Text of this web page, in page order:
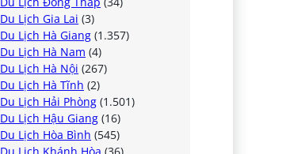
Du Lịch Gia Lai (3)
Du Lịch Hà Giang (1.357)
Du Lịch Hà Nam (4)
Du Lịch Hà Nội (267)
Du Lịch Hà Tĩnh (2)
Du Lịch Hải Phòng (1.501)
Du Lịch Hậu Giang (16)
Du Lịch Hòa Bình (545)